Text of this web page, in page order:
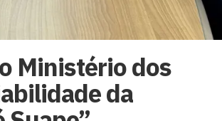
Ministério dos
da